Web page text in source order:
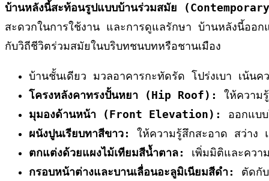
บ้านหลังนี้สะท้อนรูปแบบบ้านร่วมสมัย
สะดวกในการใช้งาน และการดูแลรักษา บ้านหลังนี้ออก
กับวิถีชีวิตร่วมสมัยในบริบทชนบทหรือชานเมือง
บ้านชั้นเดียว มวลอาคารกะทัดรัด โปร่งเบา เน้นค
โครงหลังคาทรงปั้นหยา (Hip Roof):
ให้ความ
มุมองด้านหน้า (Front Elevation):
ออกแบ
ผนังปูนเรียบทาสีขาว:
ให้ความรู้สึกสะอาด สว่าง
ตกแต่งด้วยแผงไม้เทียมสีน้ำตาล:
เพิ่มมิติและควา
กรอบหน้าต่างและบานเลื่อนอะลูมิเนียมสีดำ:
ตัดกั